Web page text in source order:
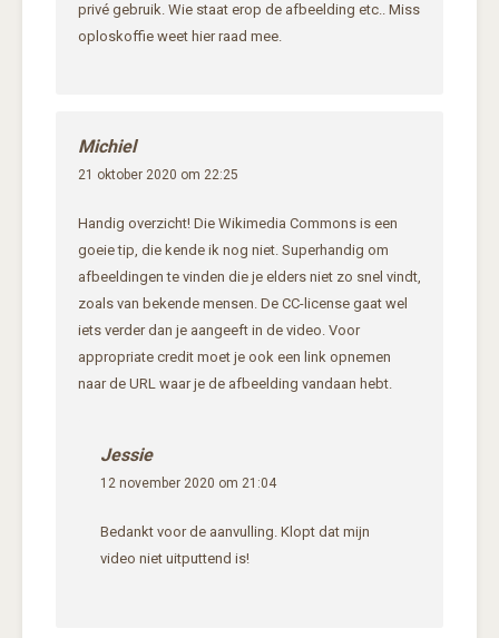
privé gebruik. Wie staat erop de afbeelding etc.. Miss
oploskoffie weet hier raad mee.
Michiel
21 oktober 2020 om 22:25
Handig overzicht! Die Wikimedia Commons is een
goeie tip, die kende ik nog niet. Superhandig om
afbeeldingen te vinden die je elders niet zo snel vindt,
zoals van bekende mensen. De CC-license gaat wel
iets verder dan je aangeeft in de video. Voor
appropriate credit moet je ook een link opnemen
naar de URL waar je de afbeelding vandaan hebt.
Jessie
12 november 2020 om 21:04
Bedankt voor de aanvulling. Klopt dat mijn
video niet uitputtend is!